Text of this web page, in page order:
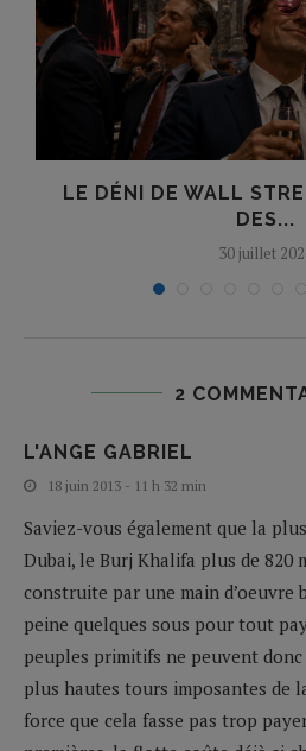
LE DÉNI DE WALL
DES...
30 juillet
2
L'ANGE GABRIEL
18 juin 2013 - 11 h 32 min
Saviez-vous également que la
Dubai, le Burj Khalifa plus de 820
construite par une main d’oeuvre
peine quelques sous pour tout
peuples primitifs ne peuvent
plus hautes tours imposantes de
force que cela fasse pas trop